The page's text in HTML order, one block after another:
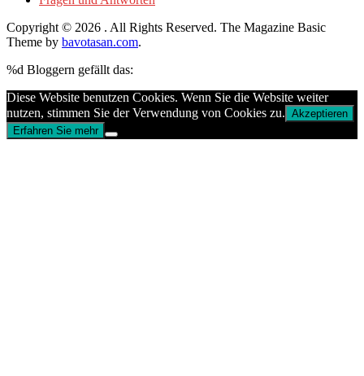
Copyright © 2026 . All Rights Reserved. The Magazine Basic
Theme by bavotasan.com.
%d Bloggern gefällt das:
Diese Website benutzen Cookies. Wenn Sie die Website weiter
nutzen, stimmen Sie der Verwendung von Cookies zu. Akzeptieren
Erfahren Sie mehr